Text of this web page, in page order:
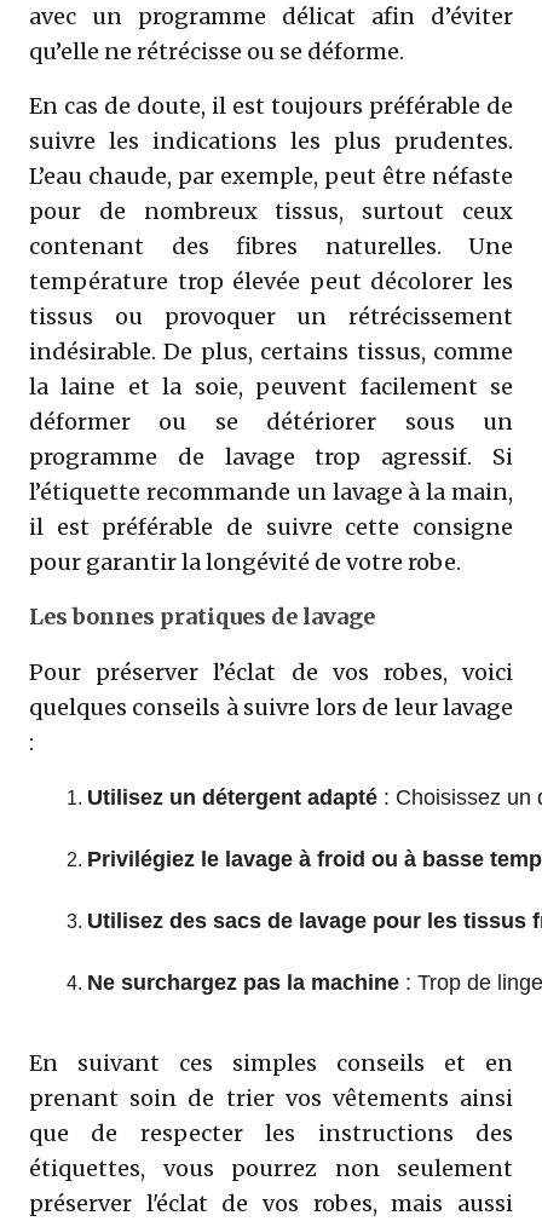
avec un programme délicat afin d’éviter
qu’elle ne rétrécisse ou se déforme.
En cas de doute, il est toujours préférable de
suivre les indications les plus prudentes.
L’eau chaude, par exemple, peut être néfaste
pour de nombreux tissus, surtout ceux
contenant des fibres naturelles. Une
température trop élevée peut décolorer les
tissus ou provoquer un rétrécissement
indésirable. De plus, certains tissus, comme
la laine et la soie, peuvent facilement se
déformer ou se détériorer sous un
programme de lavage trop agressif. Si
l’étiquette recommande un lavage à la main,
il est préférable de suivre cette consigne
pour garantir la longévité de votre robe.
Les bonnes pratiques de lavage
Pour préserver l’éclat de vos robes, voici
quelques conseils à suivre lors de leur lavage
:
Utilisez un détergent adapté : Choisissez un
Privilégiez le lavage à froid ou à basse
Utilisez des sacs de lavage pour les tissus
Ne surchargez pas la machine : Trop de
En suivant ces simples conseils et en
prenant soin de trier vos vêtements ainsi
que de respecter les instructions des
étiquettes, vous pourrez non seulement
préserver l'éclat de vos robes, mais aussi